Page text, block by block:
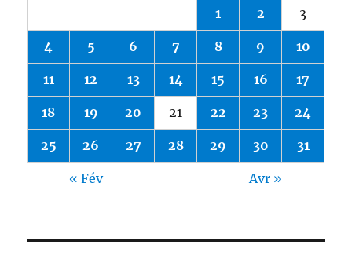
1 2 3
4 5 6 7 8 9 10
11 12 13 14 15 16 17
18 19 20 21 22 23 24
25 26 27 28 29 30 31
« Fév Avr »